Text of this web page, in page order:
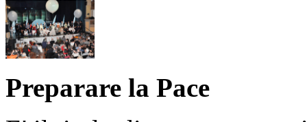
Preparare la Pace